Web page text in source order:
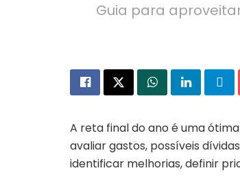
Guia para
A reta final do ano é uma
avaliar gastos, possíveis
identificar melhorias, definir